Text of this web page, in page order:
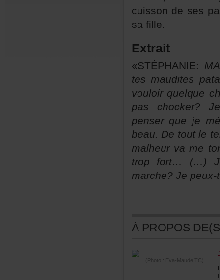
safille.
Extrait
«STÉPHANIE:
(Photo:Eva-MaudeTC)